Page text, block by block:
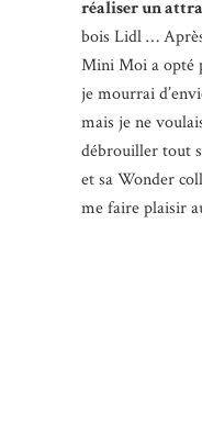
réaliser un
bois Lidl …
Mini Moi a opté
je mourrai
mais je ne
débrouiller tout
et sa Wonder
me faire plaisir